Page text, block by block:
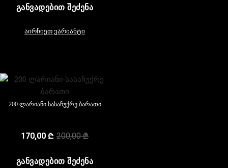
ᲒᲐᲜᲕᲐᲓᲔᲑᲘᲗ ᲨᲔᲫᲔᲜᲐ
აირჩიეთ ვარიანტი
200 ლარიანი სასაჩუქრე ბარათი
200,00₾
170,00 ₾
ᲒᲐᲜᲕᲐᲓᲔᲑᲘᲗ ᲨᲔᲫᲔᲜᲐ